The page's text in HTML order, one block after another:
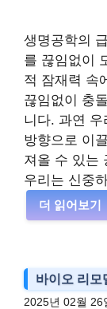
생명공학의
를 끊임없이
적 잠재력 속
끊임없이 충
니다. 과연
방향으로 이
져올 수 있는
우리는 신중
더 읽어보기
바이오 리모
2025년 02월 26